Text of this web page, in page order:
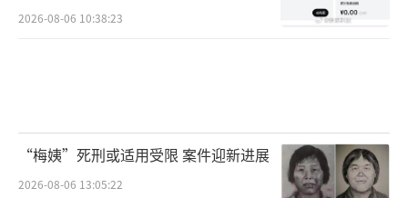
2026-08-06 10:38:23
“梅姨”死刑或适用受限 案件迎新进展
2026-08-06 13:05:22